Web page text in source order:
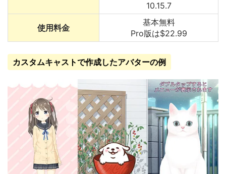
10.15.7
使用料金
基本無料
Pro版は$22.99
カスタムキャストで作成したアバターの例